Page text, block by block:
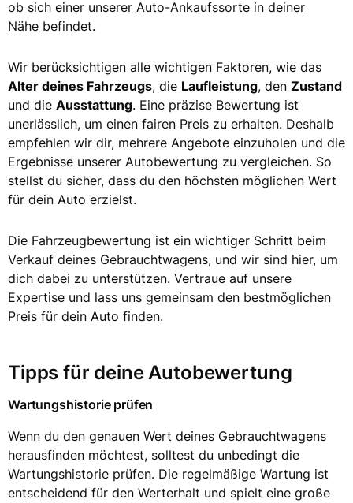
ob sich einer unserer Auto-Ankaufssorte in deiner
Nähe befindet.
Wir berücksichtigen alle wichtigen Faktoren, wie das
Alter deines Fahrzeugs, die Laufleistung, den Zustand
und die Ausstattung. Eine präzise Bewertung ist
unerlässlich, um einen fairen Preis zu erhalten. Deshalb
empfehlen wir dir, mehrere Angebote einzuholen und die
Ergebnisse unserer Autobewertung zu vergleichen. So
stellst du sicher, dass du den höchsten möglichen Wert
für dein Auto erzielst.
Die Fahrzeugbewertung ist ein wichtiger Schritt beim
Verkauf deines Gebrauchtwagens, und wir sind hier, um
dich dabei zu unterstützen. Vertraue auf unsere
Expertise und lass uns gemeinsam den bestmöglichen
Preis für dein Auto finden.
Tipps für deine Autobewertung
Wartungshistorie prüfen
Wenn du den genauen Wert deines Gebrauchtwagens
herausfinden möchtest, solltest du unbedingt die
Wartungshistorie prüfen. Die regelmäßige Wartung ist
entscheidend für den Werterhalt und spielt eine große